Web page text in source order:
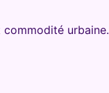
urbaine.